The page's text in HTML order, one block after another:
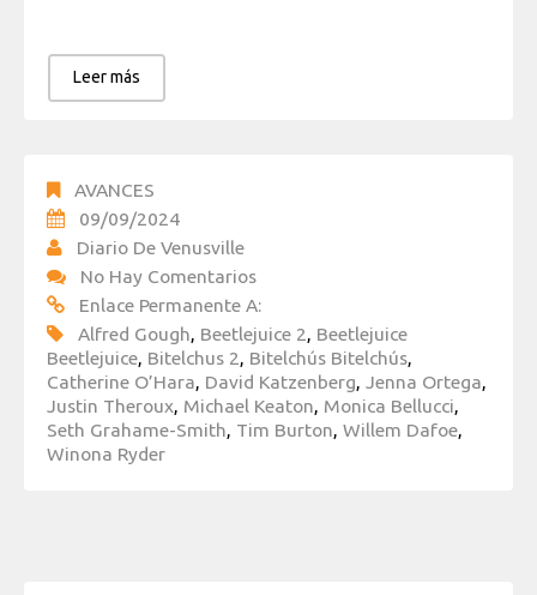
Leer más
AVANCES
09/09/2024
Diario De Venusville
No Hay Comentarios
Enlace Permanente A:
Alfred Gough, Beetlejuice 2, Beetlejuice
Beetlejuice, Bitelchus 2, Bitelchús Bitelchús,
Catherine O’Hara, David Katzenberg, Jenna Ortega,
Justin Theroux, Michael Keaton, Monica Bellucci,
Seth Grahame-Smith, Tim Burton, Willem Dafoe,
Winona Ryder